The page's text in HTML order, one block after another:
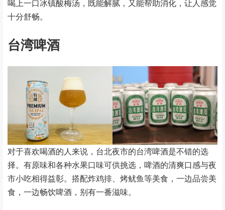
喝上一口冰镇酸梅汤，既能解腻，又能帮助消化，让人感觉
十分舒畅。
台湾啤酒
对于喜欢喝酒的人来说，台北夜市的台湾啤酒是不错的选
择。有原味和各种水果口味可供挑选，啤酒的清爽口感与夜
市小吃相得益彰。搭配炸鸡排、烤鱿鱼等美食，一边品尝美
食，一边畅饮啤酒，别有一番滋味。